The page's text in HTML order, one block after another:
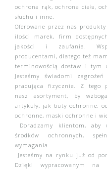
ochrona rąk, ochrona ciała,
słuchu i inne.
Oferowane przez nas
ilości marek, firm
jakości i zaufania.
producentami, dlatego też
terminowością dostaw i tym
Jesteśmy świadomi
pracująca fizycznie. Z tego
nasz asortyment, by
artykuły, jak buty ochronne,
ochronne, maski ochronne i
Doradzamy klientom, aby
środków ochronnych,
wymagania.
Jesteśmy na rynku już od
Dzięki wypracowanym